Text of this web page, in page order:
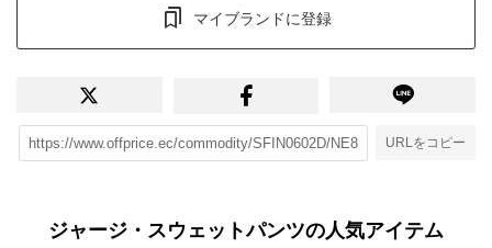
マイブランドに登録
URLをコピー
ジャージ・スウェットパンツの人気アイテム